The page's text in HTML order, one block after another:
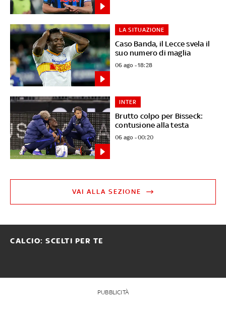
Caso Banda, il Lecce svela il
suo numero di maglia
LA SITUAZIONE
06 ago - 18:28
Brutto colpo per Bisseck:
contusione alla testa
INTER
06 ago - 00:20
VAI ALLA SEZIONE
CALCIO: SCELTI PER TE
PUBBLICITÀ